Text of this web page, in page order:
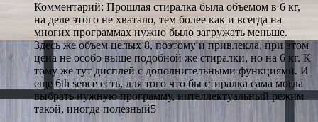
Комментарий: Прошлая стиралка была объемом в 6 кг,
на деле этого не хватало, тем более как и всегда на
многих программах нужно было загружать меньше.
Здесь же объем целых 8, поэтому и привлекла, при этом
цена не особо выше подобной же стиралки, но на 6 кг. К
тому же тут дисплей с дополнительными функциями. И
еще 6th sence есть, для того что бы стиралка сама могла
выбрать нужную программу, интеллектуальный режим
такой, иногда полезный5